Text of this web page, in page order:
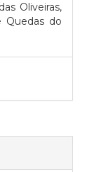
Oliveiras,
Quedas do